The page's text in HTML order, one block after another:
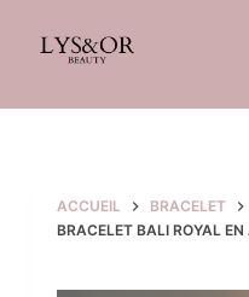
contenu
ACCUEIL
BRACELET
BRACELET BALI ROYAL